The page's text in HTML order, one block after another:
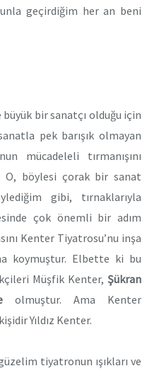
geçirdiğim her an beni
büyük bir sanatçı olduğu için
pek barışık olmayan
mücadeleli tırmanışını
O, böylesi çorak bir sanat
gibi, tırnaklarıyla
çok önemli bir adım
Kenter Tiyatrosu’nu inşa
koymuştur. Elbette ki bu
Müşfik Kenter, Şükran
olmuştur. Ama Kenter
Yıldız Kenter.
tiyatronun ışıkları ve